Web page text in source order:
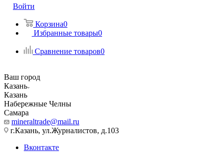
Войти
Корзина0
Избранные товары0
Сравнение товаров0
Ваш город
Казань
Казань
Набережные Челны
Самара
mineraltrade@mail.ru
г.Казань, ул.Журналистов, д.103
Вконтакте